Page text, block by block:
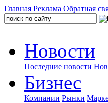
Главная Реклама Обратная
Новости
Последние новости
Бизнес
Компании Рынки